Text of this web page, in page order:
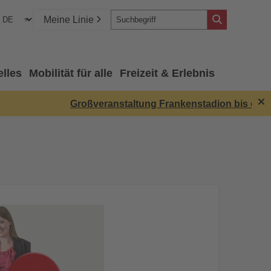
Meine Linie
Mobilität für alle Freizeit & Erlebnis
Großveranstaltung Frankenstadion bis ca.